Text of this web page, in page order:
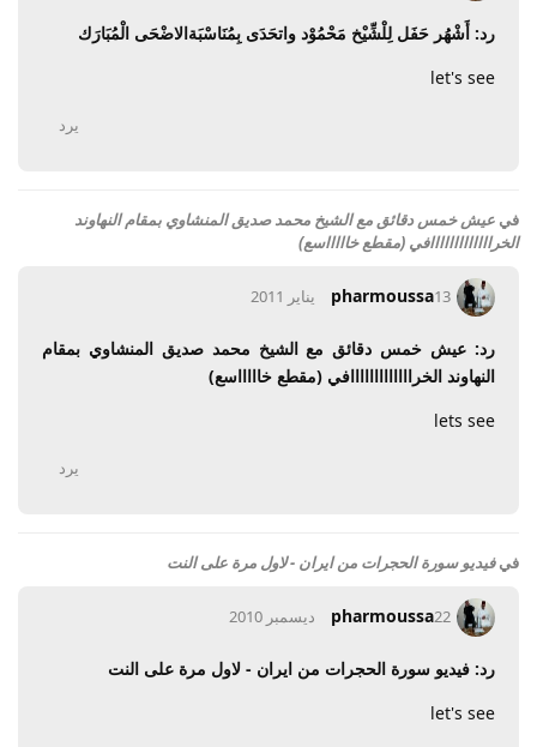
رد: أَشْهُر حَفَل لِلْشِّيْخ مَحْمُوْد واتحَدَى بِمُنَاسْبَةالاضْحَى الْمُبَارَك
let's see
يرد
في عيش خمس دقائق مع الشيخ محمد صديق المنشاوي بمقام النهاوند
الخرااااااااااااافي (مقطع خاااااسع)
pharmoussa13 يناير 2011
رد: عيش خمس دقائق مع الشيخ محمد صديق المنشاوي بمقام
النهاوند الخرااااااااااااافي (مقطع خاااااسع)
lets see
يرد
فيفيديو سورة الحجرات من ايران - لاول مرة على النت
pharmoussa22 ديسمبر 2010
رد: فيديو سورة الحجرات من ايران - لاول مرة على النت
let's see